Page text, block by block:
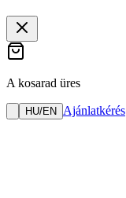
A kosarad üres
HU/EN Ajánlatkérés